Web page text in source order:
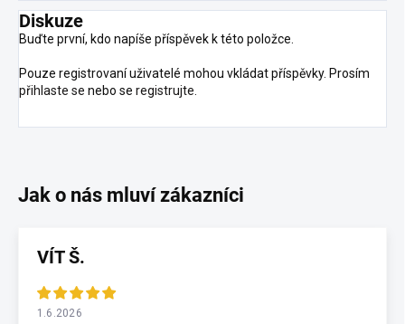
Diskuze
Buďte první, kdo napíše příspěvek k této položce.
Pouze registrovaní uživatelé mohou vkládat příspěvky. Prosím
přihlaste se nebo se registrujte
VÍT Š.
1.6.2026